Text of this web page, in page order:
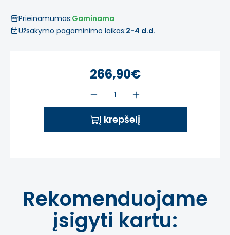
Prieinamumas:Gaminama
Užsakymo pagaminimo laikas:2-4 d.d.
266,90€
Į krepšelį
Rekomenduojame
įsigyti kartu: